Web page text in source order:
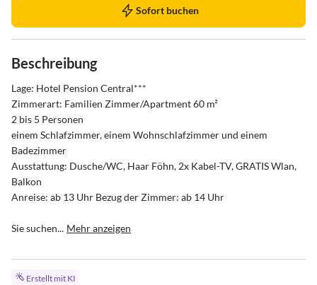
Sofort buchen
Beschreibung
Lage: Hotel Pension Central***
Zimmerart: Familien Zimmer/Apartment 60 m²
2 bis 5 Personen
einem Schlafzimmer, einem Wohnschlafzimmer und einem
Badezimmer
Ausstattung: Dusche/WC, Haar Föhn, 2x Kabel-TV, GRATIS Wlan,
Balkon
Anreise: ab 13 Uhr Bezug der Zimmer: ab 14 Uhr
Sie suchen... Mehr anzeigen
Erstellt mit KI